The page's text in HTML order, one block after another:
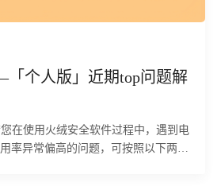
个人版」近期top问题解
率异常偏高的问题，可按照以下两步